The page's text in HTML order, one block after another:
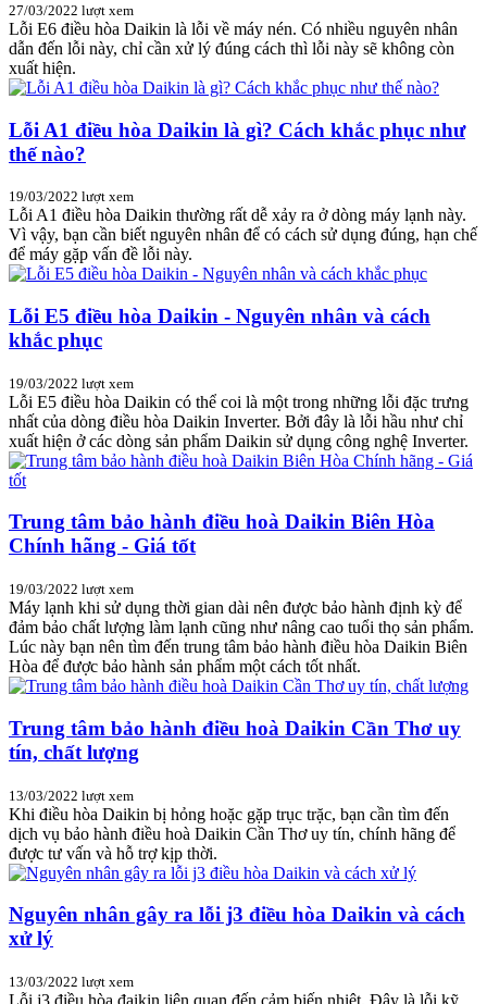
27/03/2022 lượt xem
Lỗi E6 điều hòa Daikin là lỗi về máy nén. Có nhiều nguyên nhân
dẫn đến lỗi này, chỉ cần xử lý đúng cách thì lỗi này sẽ không còn
xuất hiện.
Lỗi A1 điều hòa Daikin là gì? Cách khắc phục như
thế nào?
19/03/2022 lượt xem
Lỗi A1 điều hòa Daikin thường rất dễ xảy ra ở dòng máy lạnh này.
Vì vậy, bạn cần biết nguyên nhân để có cách sử dụng đúng, hạn chế
để máy gặp vấn đề lỗi này.
Lỗi E5 điều hòa Daikin - Nguyên nhân và cách
khắc phục
19/03/2022 lượt xem
Lỗi E5 điều hòa Daikin có thể coi là một trong những lỗi đặc trưng
nhất của dòng điều hòa Daikin Inverter. Bởi đây là lỗi hầu như chỉ
xuất hiện ở các dòng sản phẩm Daikin sử dụng công nghệ Inverter.
Chính hãng - Giá tốt
Máy lạnh khi sử dụng thời gian dài nên được bảo hành định kỳ để
đảm bảo chất lượng làm lạnh cũng như nâng cao tuổi thọ sản phẩm.
Lúc này bạn nên tìm đến trung tâm bảo hành điều hòa Daikin Biên
Hòa để được bảo hành sản phẩm một cách tốt nhất.
tín, chất lượng
Khi điều hòa Daikin bị hỏng hoặc gặp trục trặc, bạn cần tìm đến
dịch vụ bảo hành điều hoà Daikin Cần Thơ uy tín, chính hãng để
được tư vấn và hỗ trợ kịp thời.
xử lý
Lỗi j3 điều hòa đaikin liên quan đến cảm biến nhiệt. Đây là lỗi kỹ
thuật vì thế cần khắc phục ngay để tránh ảnh hưởng đến các bộ